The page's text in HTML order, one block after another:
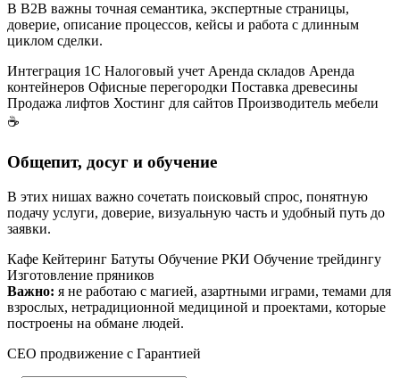
В B2B важны точная семантика, экспертные страницы,
доверие, описание процессов, кейсы и работа с длинным
циклом сделки.
Интеграция 1С Налоговый учет Аренда складов Аренда
контейнеров Офисные перегородки Поставка древесины
Продажа лифтов Хостинг для сайтов Производитель мебели
☕
Общепит, досуг и обучение
В этих нишах важно сочетать поисковый спрос, понятную
подачу услуги, доверие, визуальную часть и удобный путь до
заявки.
Кафе Кейтеринг Батуты Обучение РКИ Обучение трейдингу
Изготовление пряников
Важно: я не работаю с магией, азартными играми, темами для
взрослых, нетрадиционной медициной и проектами, которые
построены на обмане людей.
СЕО продвижение с Гарантией